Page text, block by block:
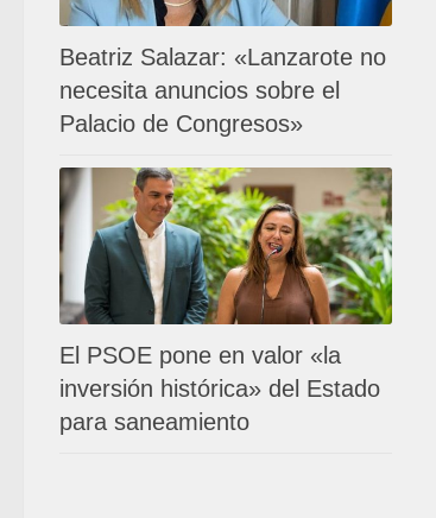
Beatriz Salazar: «Lanzarote no
necesita anuncios sobre el
Palacio de Congresos»
El PSOE pone en valor «la
inversión histórica» del Estado
para saneamiento